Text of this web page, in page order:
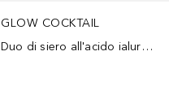
GLOW COCKTAIL
Duo di siero all'acido ialuronico